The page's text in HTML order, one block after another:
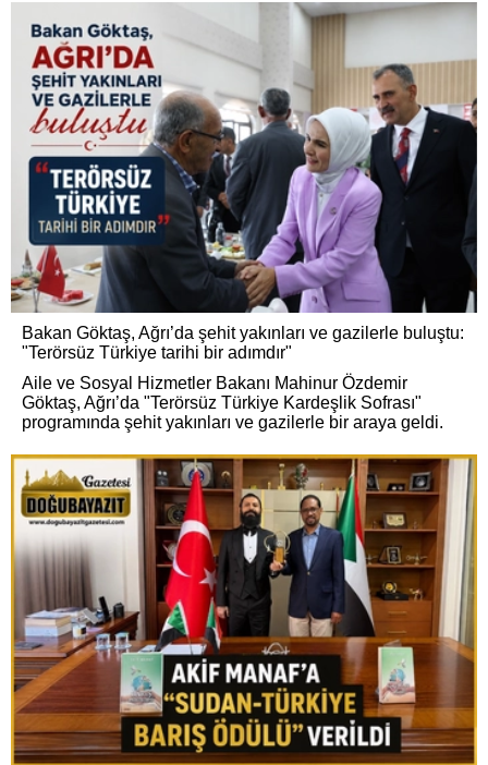
Bakan Göktaş, Ağrı’da şehit yakınları ve gazilerle buluştu:
"Terörsüz Türkiye tarihi bir adımdır"
Aile ve Sosyal Hizmetler Bakanı Mahinur Özdemir
Göktaş, Ağrı’da "Terörsüz Türkiye Kardeşlik Sofrası"
programında şehit yakınları ve gazilerle bir araya geldi.